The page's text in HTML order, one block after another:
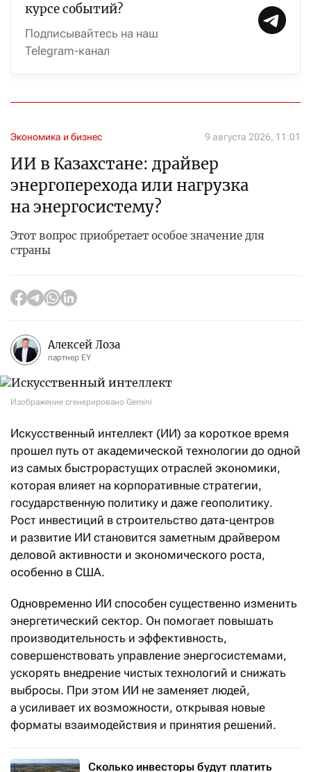
курсе событий?
Подписывайтесь на наш
Telegram-канал
Экономика и бизнес 9 августа 2026, 11:01
ИИ в Казахстане: драйвер
энергоперехода или нагрузка
на энергосистему?
Этот вопрос приобретает особое значение для
страны
Алексей Лоза
партнер EY
Изображение сгенерировано Gemini
Искусственный интеллект (ИИ) за короткое время
прошел путь от академической технологии до одной
из самых быстрорастущих отраслей экономики,
которая влияет на корпоративные стратегии,
государственную политику и даже геополитику.
Рост инвестиций в строительство дата-центров
и развитие ИИ становится заметным драйвером
деловой активности и экономического роста,
особенно в США.
Одновременно ИИ способен существенно изменить
энергетический сектор. Он помогает повышать
производительность и эффективность,
совершенствовать управление энергосистемами,
ускорять внедрение чистых технологий и снижать
выбросы. При этом ИИ не заменяет людей,
а усиливает их возможности, открывая новые
форматы взаимодействия и принятия решений.
Сколько инвесторы будут платить